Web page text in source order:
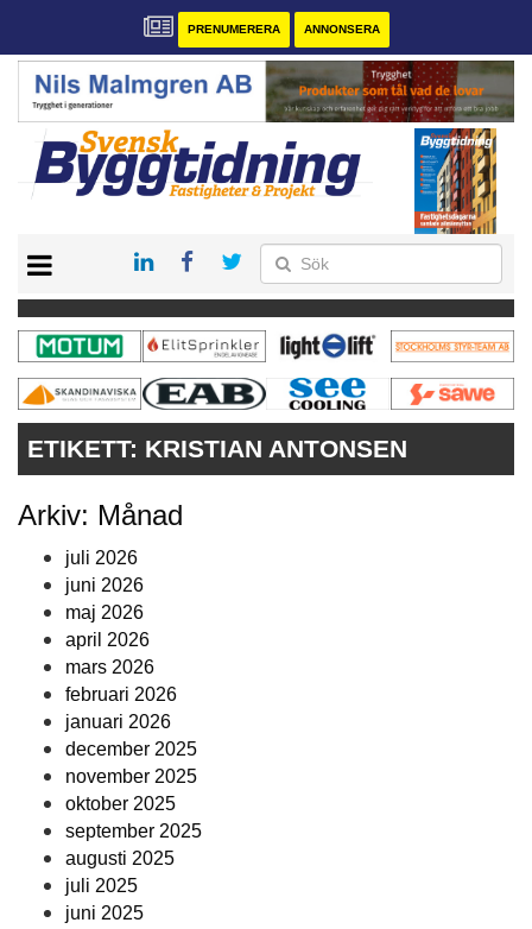
PRENUMERERA ANNONSERA
PRENUMERERA
VÅRA ANDRA MAGASIN
ANNONSERA
KONTAKT
ETIKETT: KRISTIAN ANTONSEN
Arkiv: Månad
juli 2026
juni 2026
maj 2026
april 2026
mars 2026
februari 2026
januari 2026
december 2025
november 2025
oktober 2025
september 2025
augusti 2025
juli 2025
juni 2025